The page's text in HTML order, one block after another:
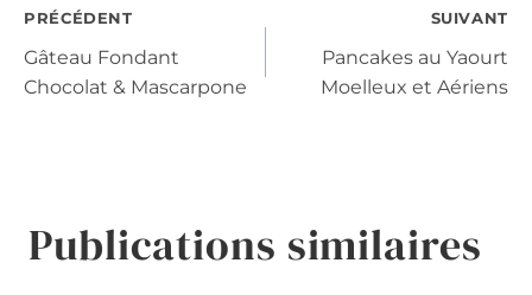
Navigation
de
PRÉCÉDENT
Gâteau Fondant
Chocolat & Mascarpone
SUIVANT
Pancakes au Yaourt
Moelleux et Aériens
Publications similaires